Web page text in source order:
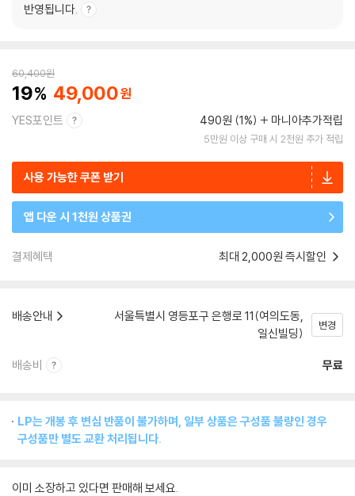
반영됩니다.
60,400원
19 49,000
YES포인트 490원 (1%) 마니아추가적립
5만원 이상 구매 시 2천원 추가 적립
사용 가능한 쿠폰 받기
앱 다운 시 1천원 상품권
결제혜택 최대 2,000원 즉시할인
배송안내
서울특별시 영등포구 은행로 11(여의도동,
일신빌딩)
변경
배송비 무료
LP는 개봉 후 변심 반품이 불가하며, 일부 상품은 구성품 불량인 경우
구성품만 별도 교환 처리됩니다.
이미 소장하고 있다면 판매해 보세요.